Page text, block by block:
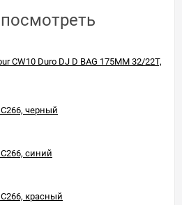
CW10 Duro DJ D BAG 175MM 32/22T,
черный
синий
красный